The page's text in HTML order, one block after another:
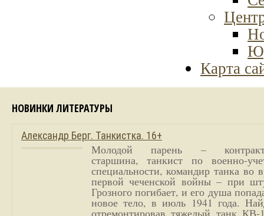
Карта
НОВИНКИ ЛИТЕРАТУРЫ
Александр Берг. Танкистка. 16+
Молодой парень –
старшина, танкист по военно-
специальности, командир танка во
первой чеченской войны – при
Грозного погибает, и его душа
новое тело, в июль 1941 года.
отремонтировав тяжелый танк